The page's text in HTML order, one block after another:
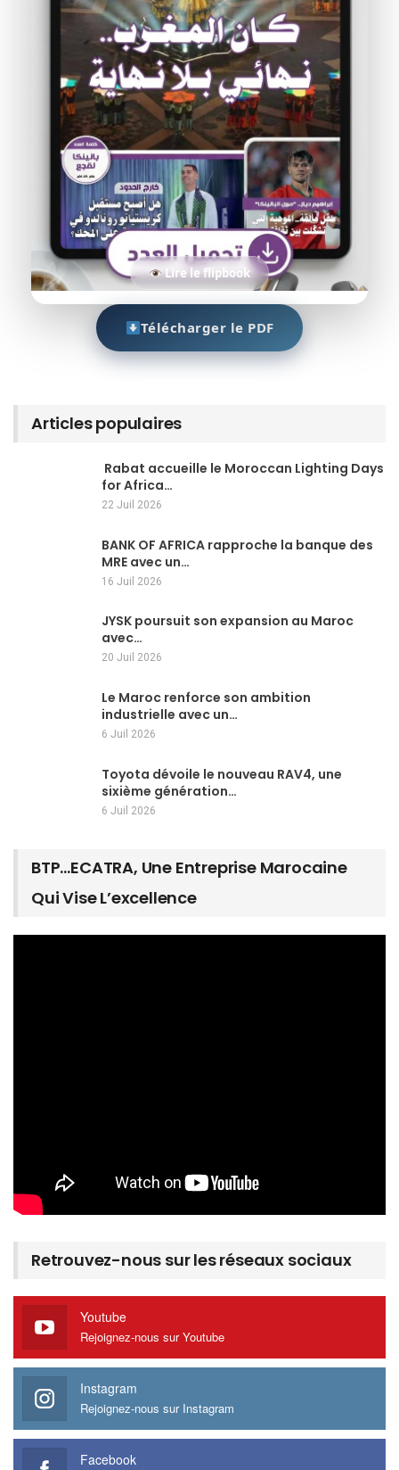
Lire le flipbook
Télécharger le PDF
Articles populaires
Rabat accueille le Moroccan Lighting Days
for Africa…
22 Juil 2026
BANK OF AFRICA rapproche la banque des
MRE avec un…
16 Juil 2026
JYSK poursuit son expansion au Maroc
avec…
20 Juil 2026
Le Maroc renforce son ambition
industrielle avec un…
6 Juil 2026
Toyota dévoile le nouveau RAV4, une
sixième génération…
6 Juil 2026
BTP…ECATRA, Une Entreprise Marocaine
Qui Vise L’excellence
Retrouvez-nous sur les réseaux sociaux
Youtube
Rejoignez-nous sur Youtube
Instagram
Rejoignez-nous sur Instagram
Facebook